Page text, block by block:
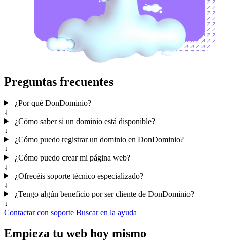
Preguntas frecuentes
¿Por qué DonDominio?
↓
¿Cómo saber si un dominio está disponible?
↓
¿Cómo puedo registrar un dominio en DonDominio?
↓
¿Cómo puedo crear mi página web?
↓
¿Ofrecéis soporte técnico especializado?
↓
¿Tengo algún beneficio por ser cliente de DonDominio?
↓
Contactar con soporte Buscar en la ayuda
Empieza tu web hoy mismo